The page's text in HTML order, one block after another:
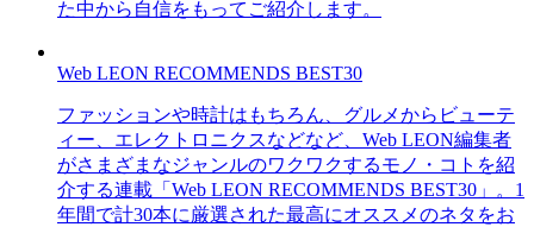
た中から自信をもってご紹介します。
Web LEON RECOMMENDS BEST30
ファッションや時計はもちろん、グルメからビューテ
ィー、エレクトロニクスなどなど、Web LEON編集者
がさまざまなジャンルのワクワクするモノ・コトを紹
介する連載「Web LEON RECOMMENDS BEST30」。1
年間で計30本に厳選された最高にオススメのネタをお